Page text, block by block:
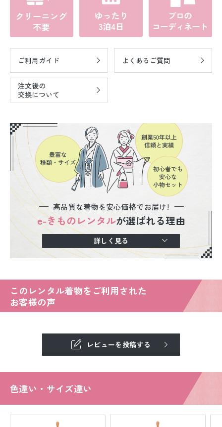
ご利用ガイド よくあるご質問
注文後の
交換について
高品質な着物を安心価格でお届け!
e-きものレンタルが選ばれる理由
詳しく見る
このレンタル着物をご利用された
お客様の声
レビューを投稿する
色違い・サイズ違い